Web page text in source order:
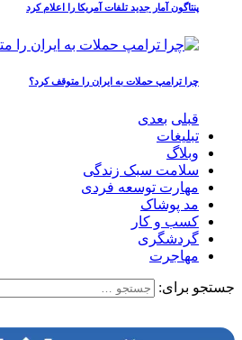
پنتاگون آمار جدید تلفات آمریکا را اعلام کرد
چرا ترامپ حملات به ایران را متوقف کرد؟
قبلی بعدی
تبلیغات
وبلاگ
سلامت سبک زندگی
مهارت توسعه فردی
مد پوشاک
کسب و کار
گردشگری
مهاجرت
جستجو برای: